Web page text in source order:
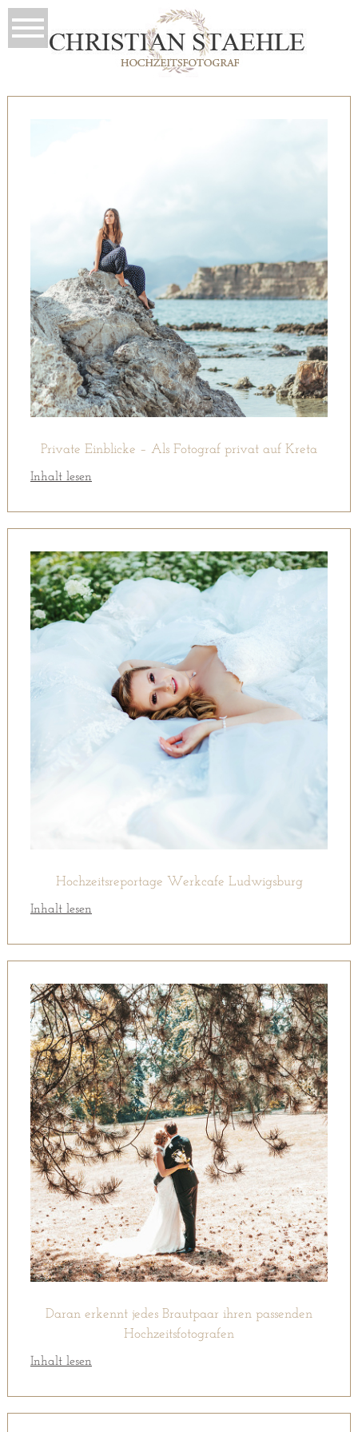
Private Einblicke – Als Fotograf privat auf Kreta
Inhalt lesen
Hochzeitsreportage Werkcafe Ludwigsburg
Inhalt lesen
Daran erkennt jedes Brautpaar ihren passenden
Hochzeitsfotografen
Inhalt lesen